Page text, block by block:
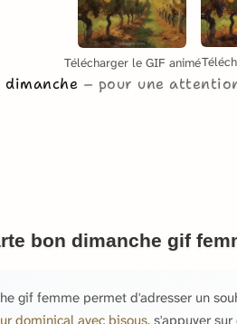
Télécharger le GIF animé
dimanche pour une
bon dimanche gif
gif femme permet d'adresser un